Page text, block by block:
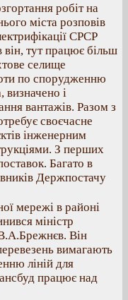
робіт на
міста розповів
СРСР
тут працює більш
селище
по спорудженню
визначено і
вантажів. Разом з
своєчасне
інженерним
З перших
Багато в
Держпостачу
мережі в районі
міністр
Він
вимагають
ліній для
працює над